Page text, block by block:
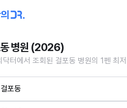
병원 (2026)
닥터에서 조회된 걸포동 병원의 1펜 최
걸포동